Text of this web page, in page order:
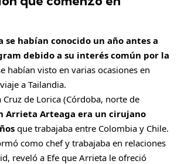
se habían conocido un año antes a
debido a su interés común por la
habían visto en varias ocasiones en
a Tailandia.
de Lorica (Córdoba, norte de
Arrieta Arteaga era un cirujano
que trabajaba entre Colombia y Chile.
como chef y trabajaba en relaciones
reveló a Efe que Arrieta le ofreció